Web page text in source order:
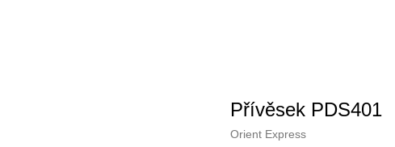
Přívěsek PDS401
Orient Express